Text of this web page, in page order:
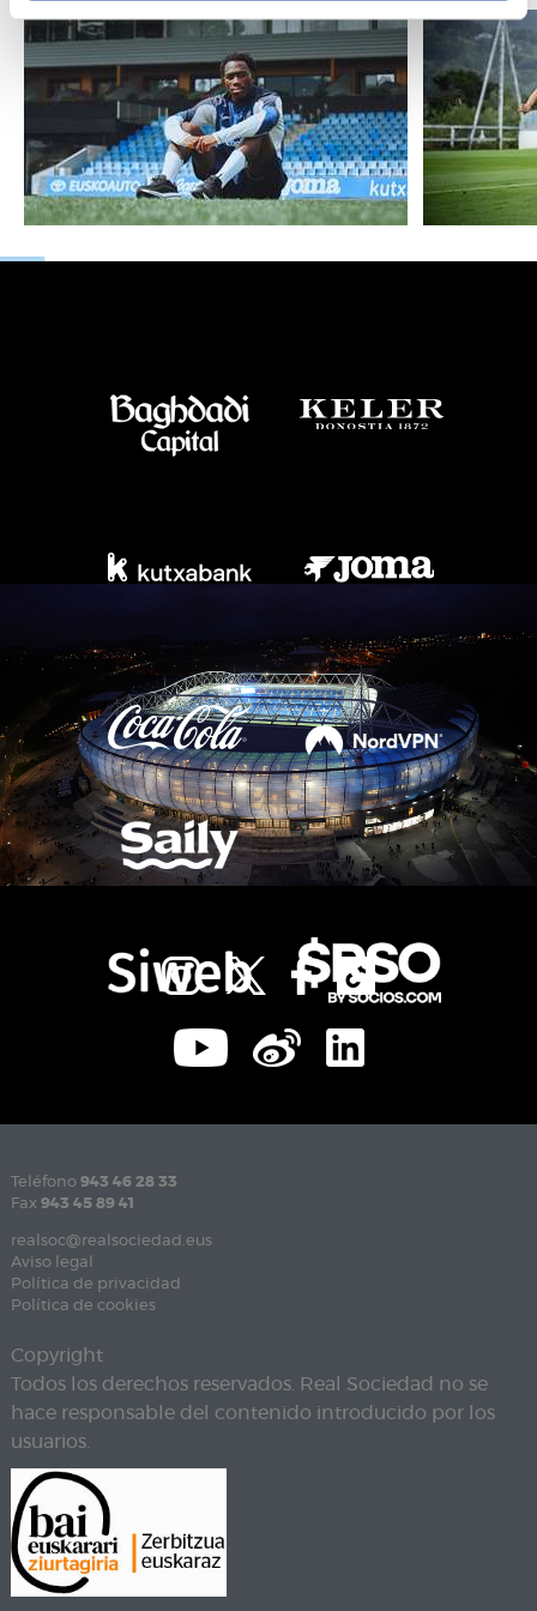
Teléfono 943 46 28 33
Fax 943 45 89 41
realsoc@realsociedad.eus
Aviso legal
Política de privacidad
Política de cookies
Copyright
Todos los derechos reservados. Real Sociedad no se
hace responsable del contenido introducido por los
usuarios.